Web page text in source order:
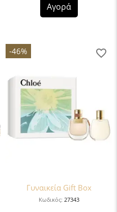
Αγορά
-46%
Γυναικεία Gift Box
Κωδικός: 27343